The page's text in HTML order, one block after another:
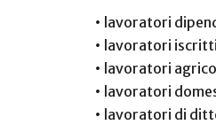
• lavoratori
• lavoratori
• lavoratori
• lavoratori
• lavoratori di